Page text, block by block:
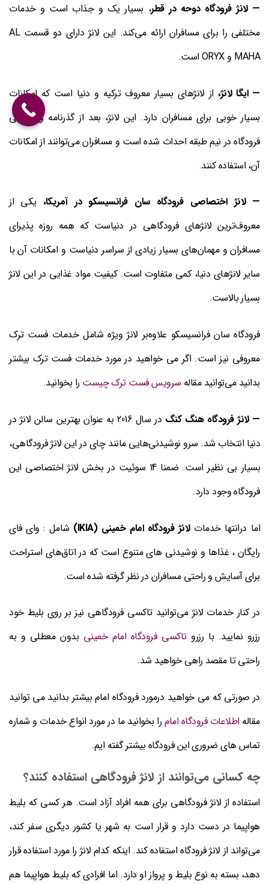
— لانژ فرودگاه دوحه در قطر، بسیار یک و جذاب است و خدمات
مختلفی را برای مسافران ارائه می‌کند. این لانژ دارای دو قسمت AL
MAHA و ORYX است.
— ایگا لانژ، از لانژهای بسیار معروف ترکیه و دنیا است که امکانات
بسیار خوبی برای مسافران دارد. این لانژ، بعد از گذرنامه و بازرسی
فرودگاه در نیم طبقه احداث شده است و مسافران می‌توانند از امکانات
آن، استفاده کنند.
— لانژ اختصاصی فرودگاه سان فرانسیسکو در آمریکا، یکی از
معروف‌ترین لانژهای فرودگاهی در دنیاست که همه روزه پذیرای
مسافران و مهمان‌های بسیار زیادی از سراسر دنیاست و امکانات آن با
سایر لانژهای دنیا، کمی متفاوت است. کیفیت مواد غذایی در این لانژ
بسیار بالاست.
فرودگاه سان فرانسیسکو علاوه‌بر لانژ ویژه شامل خدمات فست ترک
معروفی نیز است. اگر می خواهید در مورد خدمات فست ترک بیشتر
بدانید می‌توانید مقاله سرویس فست ترک چیست را بخوانید.
— لانژ فرودگاه هنگ کنگ
در سال 2016 به عنوان بهترین سالن لانژ در
دنیا انتخاب شد. سرو نوشیدنی‌هایی مانند چای در این لانژ فرودگاهی،
بسیار بی نظیر است. ضمنا 14 سوئیت در بخش لانژ اختصاصی این
فرودگاه وجود دارد.
اما درانتها خدماتلانژ فرودگاه امام خمینی (IKIA)
شامل : وای فای
رایگان ، غذاها و نوشیدنی های متنوع است که در اتاق‌های استراحت
برای آسایش و راحتی مسافران در نظر گرفته شده است.
در کنار خدمات لانژ می‌توانید تاکسی فرودگاهی نیز بر روی بلیط خود
رزرو نمایید. با رزروتاکسی فرودگاه امام خمینی بدون معطلی و به
راحتی تا مقصد راهی خواهید شد.
در صورتی که می خواهید درمورد فرودگاه امام بیشتر بدانید می توانید
مقالهاطلاعات فرودگاه امامرا بخوانید ما در مورد انواع خدمات و شماره
تماس های ضروری این فرودگاه بیشتر گفته ایم.
چه کسانی می‌توانند از لانژ فرودگاهی استفاده کنند؟
استفاده از لانژ فرودگاهی برای همه افراد آزاد است. هر کسی که بلیط
هواپیما در دست دارد و قرار است به شهر یا کشور دیگری سفر کند،
می‌تواند از لانژ فرودگاه استفاده کند. اینکه کدام لانژ را مورد استفاده قرار
دهد، بسته به نوع بلیط و پرواز او دارد. اما افرادی که بلیط هواپیما هم